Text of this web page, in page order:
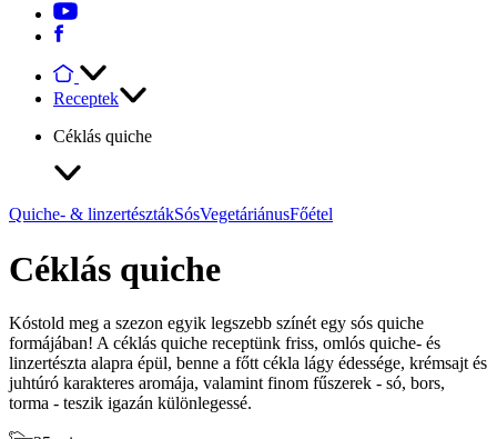
Receptek
Céklás quiche
Quiche- & linzertésztákSósVegetáriánusFőétel
Céklás quiche
Kóstold meg a szezon egyik legszebb színét egy sós quiche
formájában! A céklás quiche receptünk friss, omlós quiche- és
linzertészta alapra épül, benne a főtt cékla lágy édessége, krémsajt és
juhtúró karakteres aromája, valamint finom fűszerek - só, bors,
torma - teszik igazán különlegessé.